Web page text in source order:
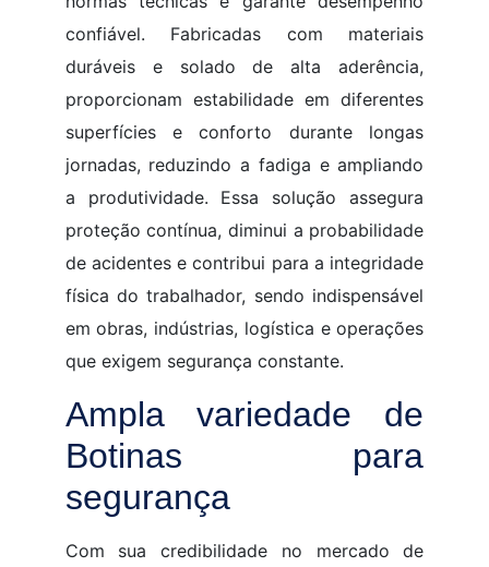
confiável. Fabricadas com materiais
duráveis e solado de alta aderência,
proporcionam estabilidade em diferentes
superfícies e conforto durante longas
jornadas, reduzindo a fadiga e ampliando
a produtividade. Essa solução assegura
proteção contínua, diminui a probabilidade
de acidentes e contribui para a integridade
física do trabalhador, sendo indispensável
em obras, indústrias, logística e operações
que exigem segurança constante.
Ampla variedade de
Botinas para
segurança
Com sua credibilidade no mercado de